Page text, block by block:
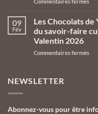
09
Fév
Les Chocolats
du savoir-faire
Valentin 2026
Commentaires fermés
NEWSLETTER
Abonnez-vous pour être